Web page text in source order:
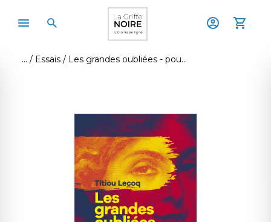
Essais Les grandes oubliées - pourquoi l'histoire a effacé les femmes